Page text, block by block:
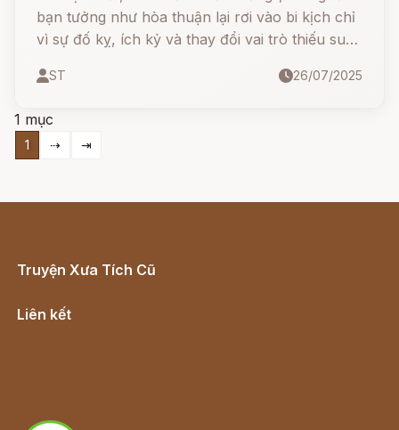
bạn tưởng như hòa thuận lại rơi vào bi kịch chỉ
vì sự đố kỵ, ích kỷ và thay đổi vai trò thiếu suy
màu sắc châm biếm sâu cay, được Grimm kể lại
nhưng kết thúc lại đầy... ám ảnh.
ST 26/07/2025
1 mục
1 ⇢ ⇥
Truyện Xưa Tích Cũ
Liên kết